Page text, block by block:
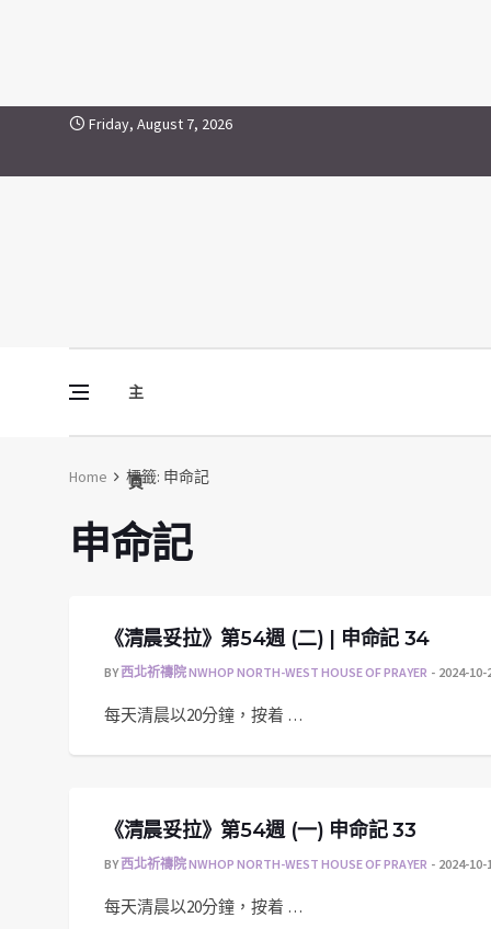
Skip to content
申命記Friday, August 7, 2026
主
頁
Vine Media
葡萄樹傳媒
Home 標籤: 申命記
申命記
《清晨妥拉》第54週 (二) | 申命記 34
BY西北祈禱院 NWHOP NORTH-WEST HOUSE OF PRAYER 2024-10-
每天清晨以20分鐘，按着 …
《清晨妥拉》第54週 (一) 申命記 33
BY西北祈禱院 NWHOP NORTH-WEST HOUSE OF PRAYER 2024-10-
每天清晨以20分鐘，按着 …